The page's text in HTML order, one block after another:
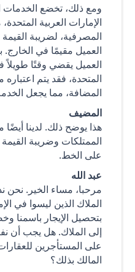
ومع ذلك، تخضع الخدمات
الإمارات العربية
المصرفية، لضريبة
العميل مقيمًا في الخارج.
العميل يقضي وقتًا طويلاً
المتحدة، فقد يتم
المضافة، مما يجعل
المضيف
هذا يوضح ذلك. لدينا
الممتلكات وضريبة
على الخط.
عبد الله
مرحبا، مساء الخير. نحن
الملاك الذين ليسوا في
بتحصيل الإيجار باسمنا
إلى الملاك. هل يجب أن
على المستأجرين
المالك بذلك؟